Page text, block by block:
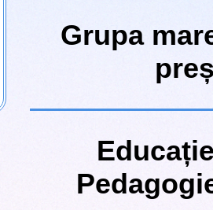
Grupa